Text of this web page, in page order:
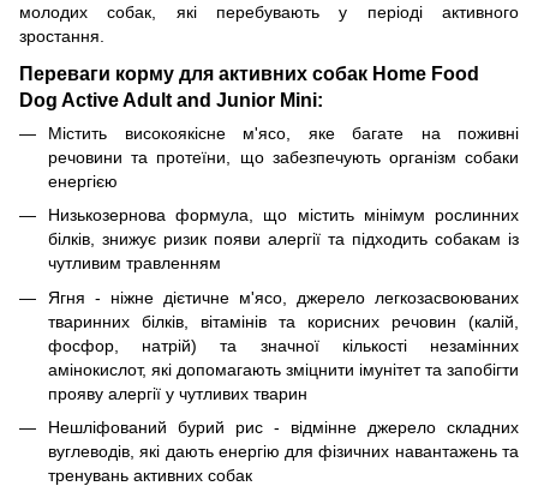
молодих собак, які перебувають у періоді активного
зростання.
Переваги корму для активних собак Home Food
Dog Active Adult and Junior Mini:
Містить високоякісне м'ясо, яке багате на поживні
речовини та протеїни, що забезпечують організм собаки
енергією
Низькозернова формула, що містить мінімум рослинних
білків, знижує ризик появи алергії та підходить собакам із
чутливим травленням
Ягня - ніжне дієтичне м'ясо, джерело легкозасвоюваних
тваринних білків, вітамінів та корисних речовин (калій,
фосфор, натрій) та значної кількості незамінних
амінокислот, які допомагають зміцнити імунітет та запобігти
прояву алергії у чутливих тварин
Нешліфований бурий рис - відмінне джерело складних
вуглеводів, які дають енергію для фізичних навантажень та
тренувань активних собак